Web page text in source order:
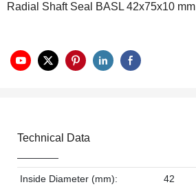
Radial Shaft Seal BASL 42x75x10 mm
Technical Data
Inside Diameter (mm): 42